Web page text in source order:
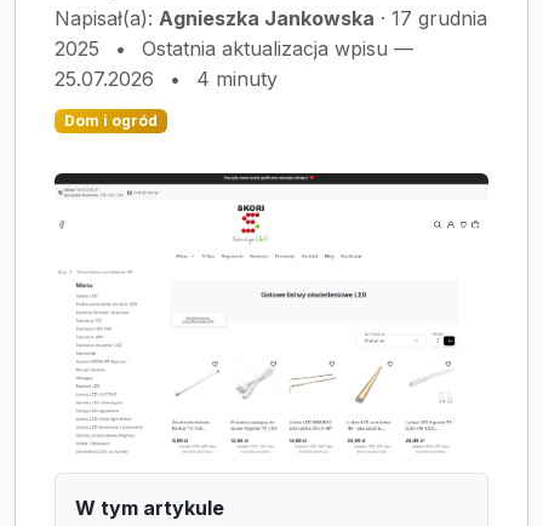
Napisał(a): Agnieszka Jankowska · 17 grudnia
2025
•
Ostatnia aktualizacja wpisu —
25.07.2026
• 4 minuty
Dom i ogród
W tym artykule